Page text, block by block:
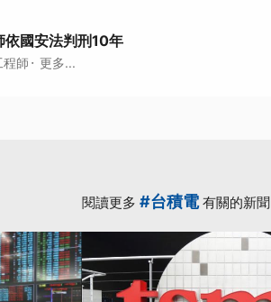
依國安法判刑10年
程師 · 更多...
閱讀更多 #台積電有關的新聞